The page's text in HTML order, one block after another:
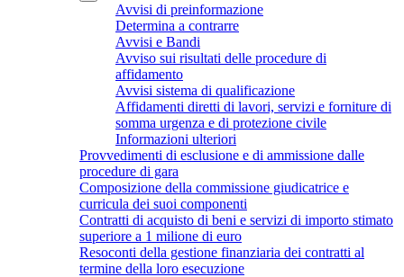
Avvisi di preinformazione
Determina a contrarre
Avvisi e Bandi
Avviso sui risultati delle procedure di
affidamento
Avvisi sistema di qualificazione
Affidamenti diretti di lavori, servizi e forniture di
somma urgenza e di protezione civile
Informazioni ulteriori
Provvedimenti di esclusione e di ammissione dalle
procedure di gara
Composizione della commissione giudicatrice e
curricula dei suoi componenti
Contratti di acquisto di beni e servizi di importo stimato
superiore a 1 milione di euro
Resoconti della gestione finanziaria dei contratti al
termine della loro esecuzione